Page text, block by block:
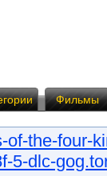
Фильмы
of-the-four-
5-dlc-